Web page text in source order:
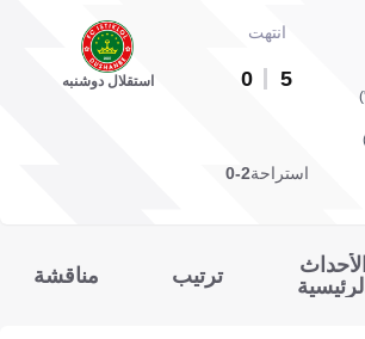
انتهت
5
0 استقلال دوشنبه
استراحة2-0
الأحداث
الرئيسية
ترتيب مناقشة